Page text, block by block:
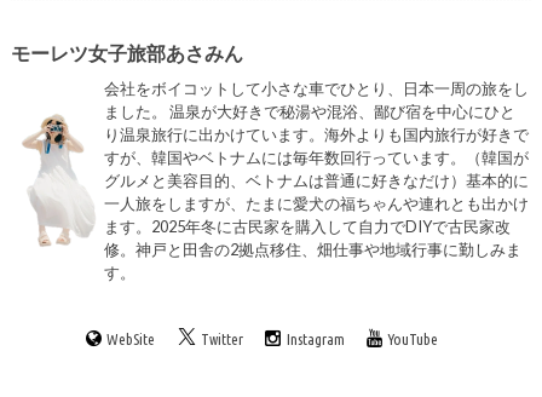
モーレツ女子旅部あさみん
会社をボイコットして小さな車でひとり、日本一周の旅をし
ました。 温泉が大好きで秘湯や混浴、鄙び宿を中心にひと
り温泉旅行に出かけています。海外よりも国内旅行が好きで
すが、韓国やベトナムには毎年数回行っています。（韓国が
グルメと美容目的、ベトナムは普通に好きなだけ）基本的に
一人旅をしますが、たまに愛犬の福ちゃんや連れとも出かけ
ます。2025年冬に古民家を購入して自力でDIYで古民家改
修。神戸と田舎の2拠点移住、畑仕事や地域行事に勤しみま
す。
WebSite Twitter Instagram YouTube